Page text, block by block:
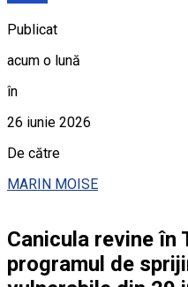
Publicat
acum o lună
în
26 iunie 2026
De către
MARIN MOISE
Canicula revine în
programul de